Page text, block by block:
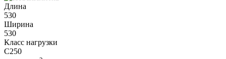
Длина
530
Ширина
530
Класс нагрузки
C250